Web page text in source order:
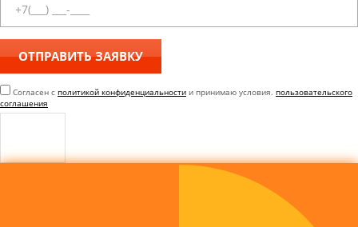
Согласен с политикой конфиденциальности и принимаю условия. пользовательского
соглашения